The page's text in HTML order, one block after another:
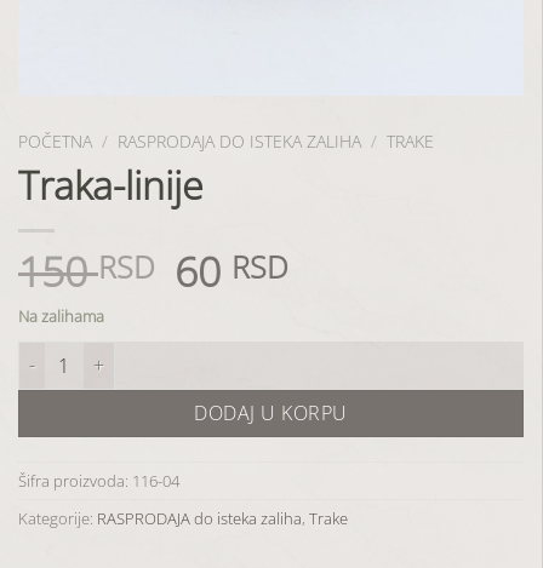
POČETNA / RASPRODAJA DO ISTEKA ZALIHA / TRAKE
Traka-linije
150RSD Originalna
cena
150 RSD.
60 RSD
Na zalihama
Traka-linije količina
DODAJ U KORPU
Šifra proizvoda: 116-04
Kategorije: RASPRODAJA do isteka zaliha, Trake